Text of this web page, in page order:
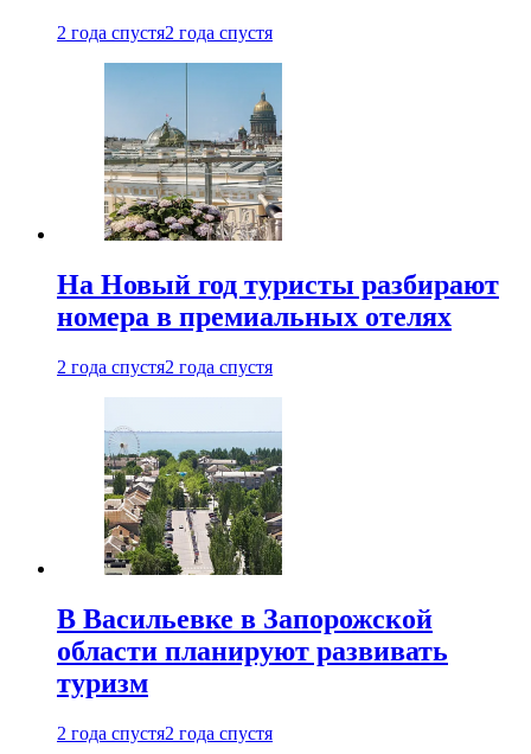
2 года спустя2 года спустя
На Новый год туристы разбирают
номера в премиальных отелях
2 года спустя2 года спустя
В Васильевке в Запорожской
области планируют развивать
туризм
2 года спустя2 года спустя